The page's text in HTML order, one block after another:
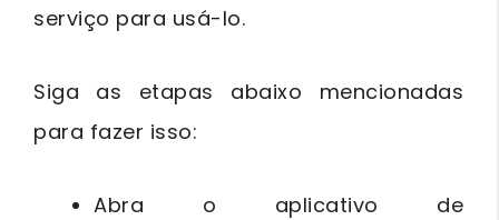
serviço para usá-lo.
Siga as etapas abaixo mencionadas
para fazer isso:
Abra o aplicativo de